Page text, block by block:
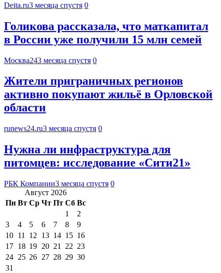
Deita.ru3 месяца спустя 0
Голикова рассказала, что маткапитал
в России уже получили 15 млн семей
Москва243 месяца спустя 0
Жители приграничных регионов
активно покупают жильё в Орловской
области
runews24.ru3 месяца спустя 0
Нужна ли инфраструктура для
питомцев: исследование «Сити21»
РБК Компании3 месяца спустя 0
Август 2026
Пн Вт Ср Чт Пт Сб Вс
1
2
3
4 5 6 7 8
9
10 11 12 13 14 15 16
17 18 19 20 21 22 23
24 25 26 27 28 29 30
31